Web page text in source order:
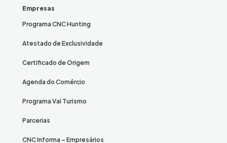
Empresas
Programa CNC Hunting
Atestado de Exclusividade
Certificado de Origem
Agenda do Comércio
Programa Vai Turismo
Parcerias
CNC Informa – Empresários